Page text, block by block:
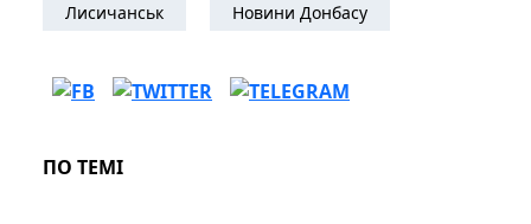
Лисичанськ
Новини Донбасу
ПО ТЕМІ